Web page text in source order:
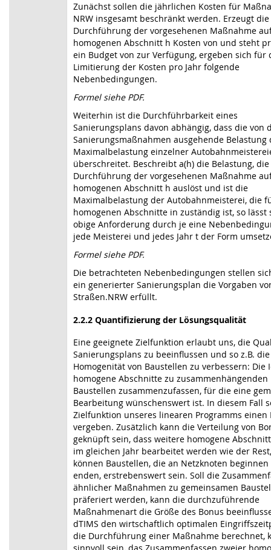
Zunächst sollen die jährlichen Kosten für
NRW insgesamt beschränkt werden. Erzeugt die
Durchführung der vorgesehenen Maßnahme
homogenen Abschnitt h Kosten von und steht
ein Budget von zur Verfügung, ergeben sich für
Limitierung der Kosten pro Jahr folgende
Nebenbedingungen.
Formel siehe PDF.
Weiterhin ist die Durchführbarkeit eines
Sanierungsplans davon abhängig, dass die von
Sanierungsmaßnahmen ausgehende Belastung
Maximalbelastung einzelner
überschreitet. Beschreibt a(h) die Belastung,
Durchführung der vorgesehenen Maßnahme
homogenen Abschnitt h auslöst und ist die
Maximalbelastung der Autobahnmeisterei, die
homogenen Abschnitte in zuständig ist, so lässt
obige Anforderung durch je eine
jede Meisterei und jedes Jahr t der Form
Formel siehe PDF.
Die betrachteten Nebenbedingungen stellen
ein generierter Sanierungsplan die Vorgaben
Straßen.NRW erfüllt.
2.2.2 Quantifizierung der Lösungsqualität
Eine geeignete Zielfunktion erlaubt uns, die
Sanierungsplans zu beeinflussen und so z.B. die
Homogenität von Baustellen zu verbessern: Die
homogene Abschnitte zu zusammenhängenden
Baustellen zusammenzufassen, für die eine
Bearbeitung wünschenswert ist. In diesem Fall
Zielfunktion unseres linearen Programms einen
vergeben. Zusätzlich kann die Verteilung von
geknüpft sein, dass weitere homogene
im gleichen Jahr bearbeitet werden wie der
können Baustellen, die an Netzknoten
enden, erstrebenswert sein. Soll die
ähnlicher Maßnahmen zu gemeinsamen
präferiert werden, kann die durchzuführende
Maßnahmenart die Größe des Bonus
dTIMS den wirtschaftlich optimalen
die Durchführung einer Maßnahme berechnet,